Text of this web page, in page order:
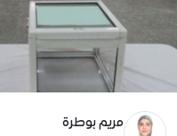
مريم بوطرة